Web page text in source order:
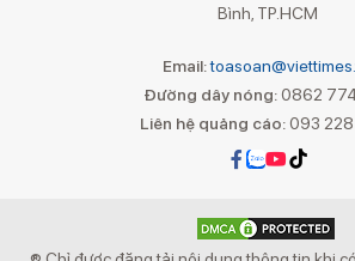
Bình, TP.HCM
Email:
Đường dây nóng: 0862
Liên hệ quảng cáo:093 228